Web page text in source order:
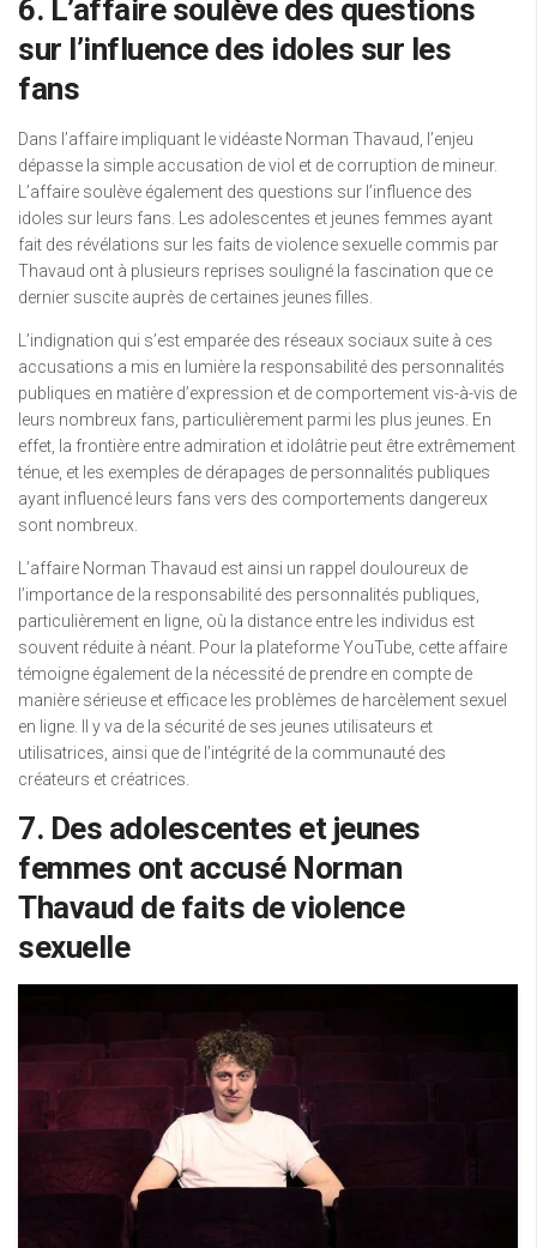
6. L’affaire soulève des questions
sur l’influence des idoles sur les
fans
Dans l’affaire impliquant le vidéaste Norman Thavaud, l’enjeu
dépasse la simple accusation de viol et de corruption de mineur.
L’affaire soulève également des questions sur l’influence des
idoles sur leurs fans. Les adolescentes et jeunes femmes ayant
fait des révélations sur les faits de violence sexuelle commis par
Thavaud ont à plusieurs reprises souligné la fascination que ce
dernier suscite auprès de certaines jeunes filles.
L’indignation qui s’est emparée des réseaux sociaux suite à ces
accusations a mis en lumière la responsabilité des personnalités
publiques en matière d’expression et de comportement vis-à-vis de
leurs nombreux fans, particulièrement parmi les plus jeunes. En
effet, la frontière entre admiration et idolâtrie peut être extrêmement
ténue, et les exemples de dérapages de personnalités publiques
ayant influencé leurs fans vers des comportements dangereux
sont nombreux.
L’affaire Norman Thavaud est ainsi un rappel douloureux de
l’importance de la responsabilité des personnalités publiques,
particulièrement en ligne, où la distance entre les individus est
souvent réduite à néant. Pour la plateforme YouTube, cette affaire
témoigne également de la nécessité de prendre en compte de
manière sérieuse et efficace les problèmes de harcèlement sexuel
en ligne. Il y va de la sécurité de ses jeunes utilisateurs et
utilisatrices, ainsi que de l’intégrité de la communauté des
créateurs et créatrices.
7. Des adolescentes et jeunes
femmes ont accusé Norman
Thavaud de faits de violence
sexuelle